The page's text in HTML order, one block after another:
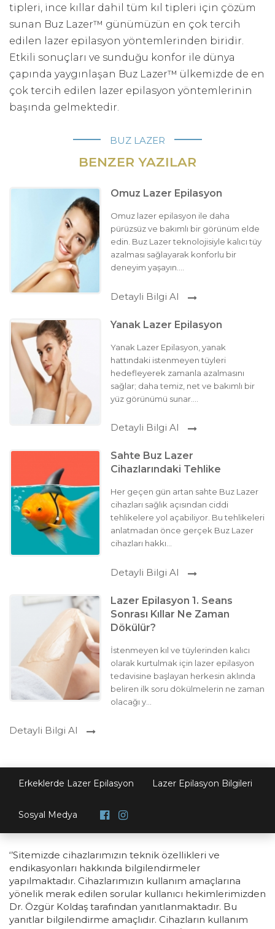
tipleri, ince kıllar dahil tüm kıl tipleri için çözüm
sunan Buz Lazer™ günümüzün en çok tercih
edilen lazer epilasyon yöntemlerinden biridir.
Etkili sonuçları ve sunduğu konfor ile dünya
çapında yaygınlaşan Buz Lazer™ ülkemizde de en
çok tercih edilen lazer epilasyon yöntemlerinin
başında gelmektedir.
BUZ LAZER
BENZER YAZILAR
Omuz Lazer Epilasyon
Omuz lazer epilasyon ile daha
pürüzsüz ve bakımlı bir görünüm elde
edin. Buz Lazer teknolojisiyle kalıcı tüy
azalması sağlayarak konforlu bir
deneyim yaşayın....
Detayli Bilgi Al
Yanak Lazer Epilasyon
Yanak Lazer Epilasyon, yanak
hattındaki istenmeyen tüyleri
hedefleyerek zamanla azalmasını
sağlar; daha temiz, net ve bakımlı bir
yüz görünümü sunar....
Detayli Bilgi Al
Sahte Buz Lazer
Cihazlarındaki Tehlike
Her geçen gün artan sahte Buz Lazer
cihazları sağlık açısından ciddi
tehlikelere yol açabiliyor. Bu tehlikeleri
anlatmadan önce gerçek Buz Lazer
cihazları hakkı...
Detayli Bilgi Al
Lazer Epilasyon 1. Seans
Sonrası Kıllar Ne Zaman
Dökülür?
İstenmeyen kıl ve tüylerinden kalıcı
olarak kurtulmak için lazer epilasyon
tedavisine başlayan herkesin aklında
beliren ilk soru dökülmelerin ne zaman
olacağı y...
Detayli Bilgi Al
Erkeklerde Lazer Epilasyon Lazer Epilasyon Bilgileri
Sosyal Medya
‘’Sitemizde cihazlarımızın teknik özellikleri ve
endikasyonları hakkında bilgilendirmeler
yapılmaktadır. Cihazlarımızın kullanım amaçlarına
yönelik merak edilen sorular kullanıcı hekimlerimizden
Dr. Özgür Koldaş tarafından yanıtlanmaktadır. Bu
yanıtlar bilgilendirme amaçlıdır. Cihazların kullanım